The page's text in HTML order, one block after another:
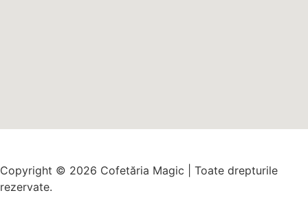
Copyright © 2026 Cofetăria Magic | Toate drepturile
rezervate.